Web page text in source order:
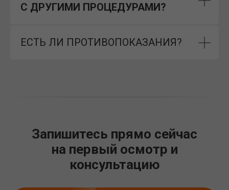
С ДРУГИМИ ПРОЦЕДУРАМИ?
ЕСТЬ ЛИ ПРОТИВОПОКАЗАНИЯ?
Запишитесь прямо сейчас
на первый осмотр и
консультацию